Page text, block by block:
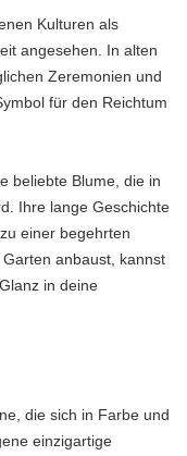
Kulturen als
angesehen. In alten
Zeremonien und
für den Reichtum
beliebte Blume, die in
Ihre lange Geschichte
einer begehrten
anbaust, kannst
in deine
die sich in Farbe und
einzigartige